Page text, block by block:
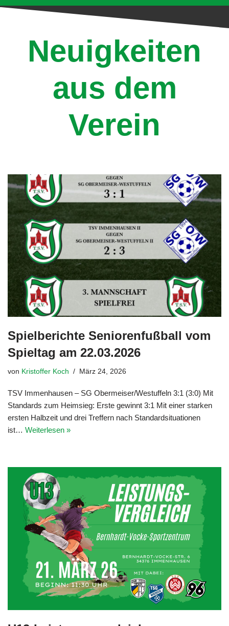
Neuigkeiten
aus dem
Verein
Spielberichte Seniorenfußball vom
Spieltag am 22.03.2026
von Kristoffer Koch März 24, 2026
TSV Immenhausen – SG Obermeiser/Westuffeln 3:1 (3:0) Mit
Standards zum Heimsieg: Erste gewinnt 3:1 Mit einer starken
ersten Halbzeit und drei Treffern nach Standardsituationen
ist… Weiterlesen »